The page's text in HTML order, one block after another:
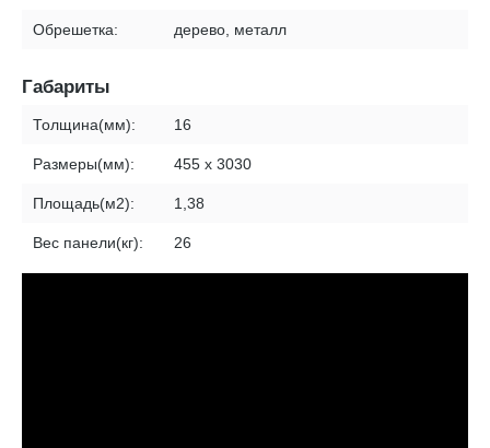
Обрешетка: дерево, металл
Габариты
Толщина(мм): 16
Размеры(мм): 455 х 3030
Площадь(м2): 1,38
Вес панели(кг): 26